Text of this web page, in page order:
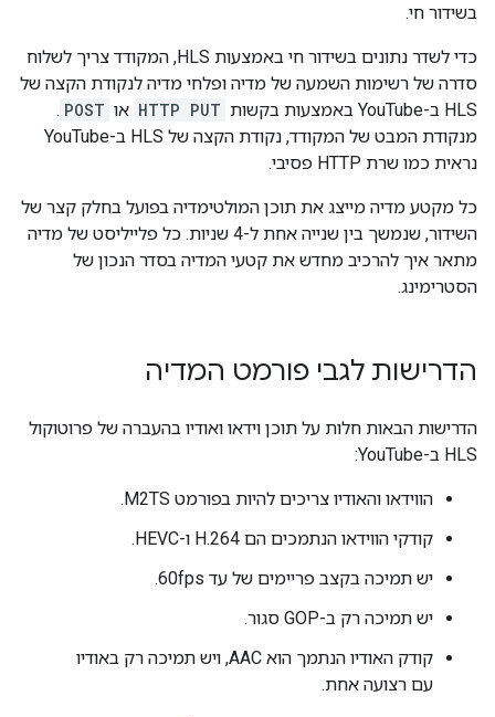
בשידור חי.
כדי לשדר נתונים בשידור חי באמצעות HLS, המקודד צריך לשלוח
סדרה של רשימות השמעה של מדיה ופלחי מדיה לנקודת הקצה של
HLS ב-YouTube באמצעות בקשות
HTTP PUT או POST
.
מנקודת המבט של המקודד, נקודת הקצה של HLS ב-YouTube
נראית כמו שרת HTTP פסיבי.
כל מקטע מדיה מייצג את תוכן המולטימדיה בפועל בחלק קצר של
השידור, שנמשך בין שנייה אחת ל-4 שניות. כל פלייליסט של מדיה
מתאר איך להרכיב מחדש את קטעי המדיה בסדר הנכון של
הסטרימינג.
הדרישות לגבי פורמט המדיה
הדרישות הבאות חלות על תוכן וידאו ואודיו בהעברה של פרוטוקול
HLS ב-YouTube:
הווידאו והאודיו צריכים להיות בפורמט M2TS.
קודקי הווידאו הנתמכים הם H.264 ו-HEVC.
יש תמיכה בקצב פריימים של עד 60fps.
יש תמיכה רק ב-GOP סגור.
קודק האודיו הנתמך הוא AAC, ויש תמיכה רק באודיו
עם רצועה אחת.